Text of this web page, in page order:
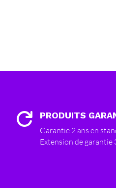
 PRODUITS
Garantie 2 ans en
Extension de garantie